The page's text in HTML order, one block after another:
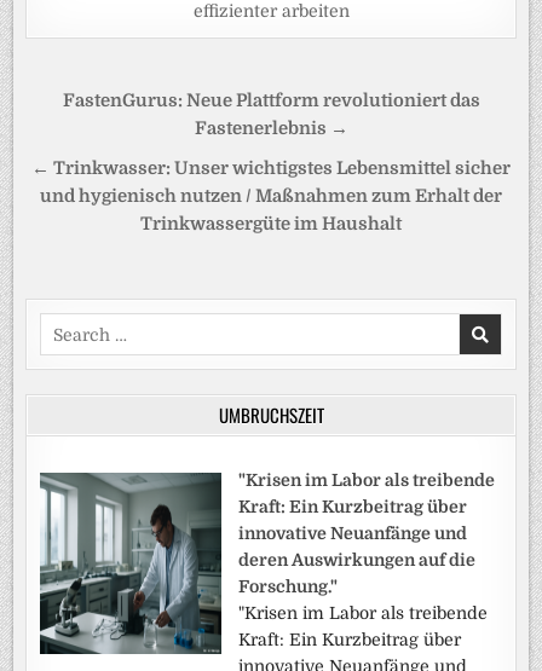
effizienter arbeiten
Beitragsnavigation
FastenGurus: Neue Plattform revolutioniert das
Fastenerlebnis →
← Trinkwasser: Unser wichtigstes Lebensmittel sicher
und hygienisch nutzen / Maßnahmen zum Erhalt der
Trinkwassergüte im Haushalt
Search
for:
UMBRUCHSZEIT
"Krisen im Labor als treibende
Kraft: Ein Kurzbeitrag über
innovative Neuanfänge und
deren Auswirkungen auf die
Forschung."
"Krisen im Labor als treibende
Kraft: Ein Kurzbeitrag über
innovative Neuanfänge und